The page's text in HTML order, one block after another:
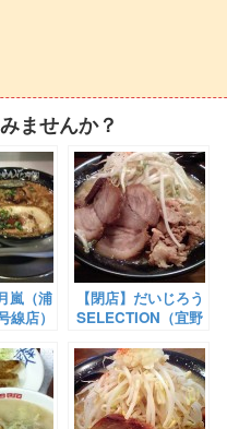
ませんか？
嵐（浦
線店）
【閉店】だいじろう
SELECTION（宜野